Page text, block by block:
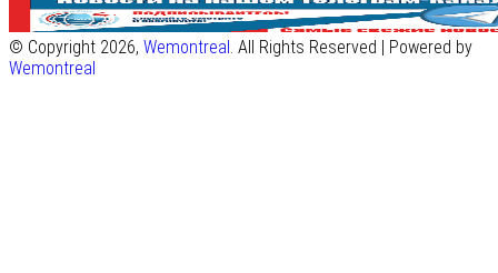
© Copyright 2026, Wemontreal. All Rights Reserved | Powered by
Wemontreal